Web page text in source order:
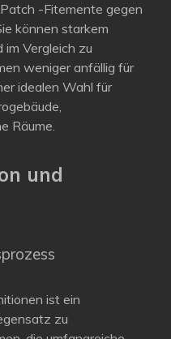
-Fitemente gegen
können starkem
Vergleich zu
weniger anfällig für
idealen Wahl für
Räume.
und
ist ein
zu